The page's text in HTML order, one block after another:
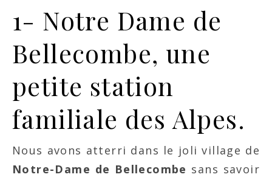
1- Notre Dame de
Bellecombe, une
petite station
familiale des Alpes.
Nous avons atterri dans le joli village de
Notre-Dame de Bellecombe sans savoir